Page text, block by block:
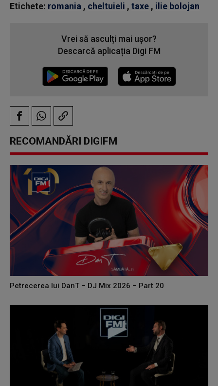
Etichete: romania , cheltuieli , taxe , ilie bolojan
Vrei să asculți mai ușor?
Descarcă aplicația Digi FM
RECOMANDĂRI DIGIFM
Petrecerea lui DanT – DJ Mix 2026 – Part 20